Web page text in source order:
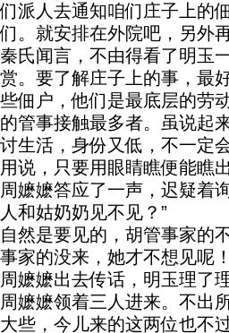
们派人去通知咱们庄子上的
们。就安排在外院吧，另外
秦氏闻言，不由得看了明玉
赏。要了解庄子上的事，最
些佃户，他们是最底层的劳
的管事接触最多者。虽说起
讨生活，身份又低，不一定
用说，只要用眼睛瞧便能瞧
周嬷嬷答应了一声，迟疑着
人和姑奶奶见不见？”
自然是要见的，胡管事家的
事家的没来，她才不想见呢！
周嬷嬷出去传话，明玉理了
周嬷嬷领着三人进来。不出
大些，今儿来的这两位也不